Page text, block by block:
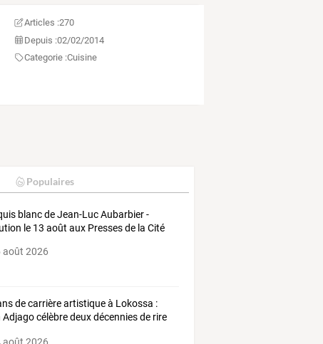
Articles :270
Depuis :02/02/2014
Categorie :Cuisine
Populaires
blanc de Jean-Luc Aubarbier -
le 13 août aux Presses de la Cité
août 2026
decarrièreartistiqueà Lokossa :
Adjagocélèbredeuxdécenniesde rire
août 2026